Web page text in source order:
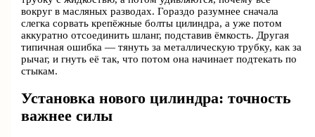
вокруг в масляных разводах. Гораздо разумнее сначала
слегка сорвать крепёжные болты цилиндра, а уже потом
аккуратно отсоединить шланг, подставив ёмкость. Другая
типичная ошибка — тянуть за металлическую трубку, как за
рычаг, и гнуть её так, что потом она начинает подтекать по
стыкам.
Установка нового цилиндра: точность
важнее силы